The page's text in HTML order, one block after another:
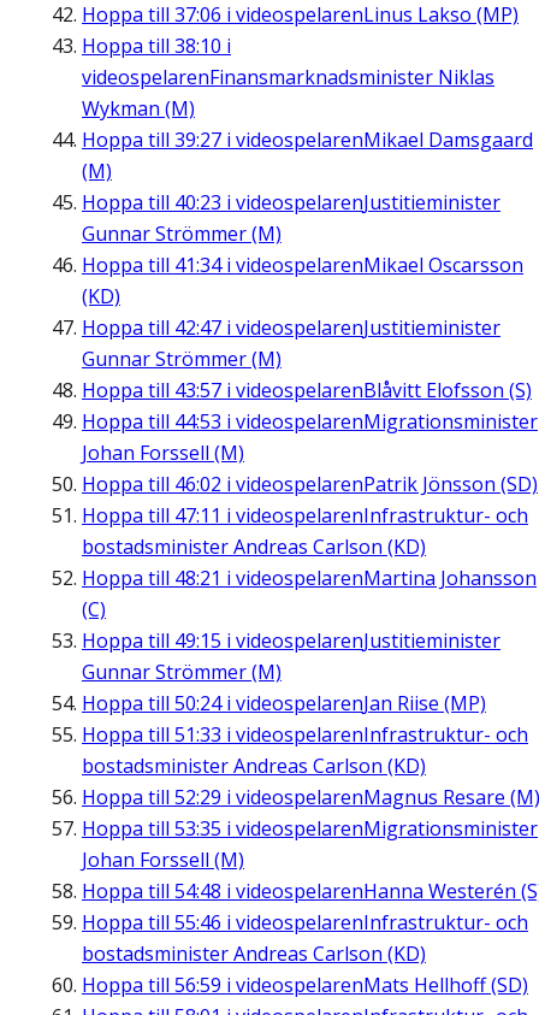
Hoppa till 37:06 i videospelarenLinus Lakso (MP)
Hoppa till 38:10 i
videospelarenFinansmarknadsminister Niklas
Wykman (M)
Hoppa till 39:27 i videospelarenMikael Damsgaard
(M)
Hoppa till 40:23 i videospelarenJustitieminister
Gunnar Strömmer (M)
Hoppa till 41:34i videospelarenMikael Oscarsson
(KD)
Hoppa till 42:47 i videospelarenJustitieminister
Gunnar Strömmer (M)
Hoppa till 43:57 i videospelarenBlåvitt Elofsson (S)
Hoppa till 44:53 i videospelarenMigrationsminister
Johan Forssell (M)
Hoppa till 46:02 i videospelarenPatrik Jönsson (SD)
Hoppa till 47:11 i videospelarenInfrastruktur- och
bostadsminister Andreas Carlson (KD)
Hoppa till 48:21 i videospelarenMartina Johansson
(C)
Hoppa till 49:15 i videospelarenJustitieminister
Gunnar Strömmer (M)
Hoppa till 50:24i videospelarenJan Riise (MP)
Hoppa till 51:33 i videospelarenInfrastruktur- och
bostadsminister Andreas Carlson (KD)
Hoppa till 52:29 i videospelarenMagnus Resare (M)
Hoppa till 53:35 i videospelarenMigrationsminister
Johan Forssell (M)
Hoppa till 54:48 i videospelarenHanna Westerén
Hoppa till 55:46 i videospelarenInfrastruktur- och
bostadsminister Andreas Carlson (KD)
Hoppa till 56:59 i videospelarenMats Hellhoff (SD)